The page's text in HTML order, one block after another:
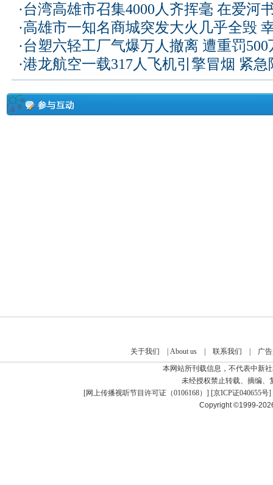
·台湾高雄市召集4000人齐挥毫 在爱河
·高雄市一知名商城突发大火几乎全毁
·台塑六轻工厂气爆万人撤离 遭重罚
·港龙航空一载317人飞机引擎冒烟 紧
关于我们 About us| 联系我们
广
本网站所刊载信息，不代表中新
未经授权禁止转载、摘编、
[网上传播视听节目许可证（0106168） ] [京ICP证040655号]
Copyright ©1999-